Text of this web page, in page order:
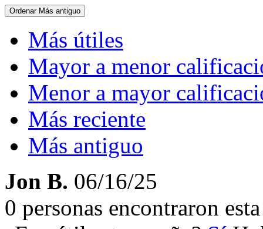
Ordenar Más antiguo
Más útiles
Mayor a menor
Menor a mayor
Más reciente
Más antiguo
Jon B. 06/16/25
0 personas encontraron